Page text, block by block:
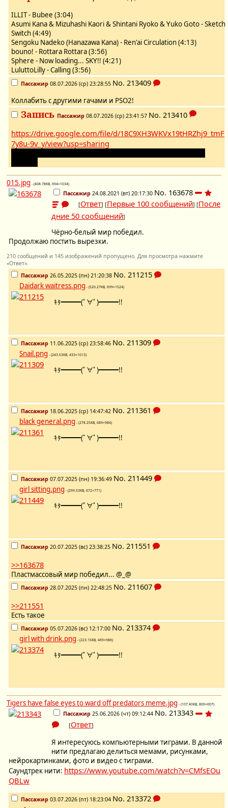
ILLIT - Bubee (3:04)
Asumi Kana & Mizuhashi Kaori & Shintani Ryoko & Yuko Goto - Sketch
Switch (4:49)
Sengoku Nadeko (Hanazawa Kana) - Ren'ai Circulation (4:13)
bouno! - Rottara Rottara (3:56)
Sphere - Now loading... SKY!! (4:21)
LuluttoLilly - Calling (3:56)
Пассажир 08.07.2026 (ср) 23:28:55 No. 213409
Коллабить с другими гачами и PSO2!
Запись Пассажир 08.07.2026 (ср) 23:41:57 No. 213410
https://drive.google.com/file/d/18C9XH3WKVx19tHRZhj9_tmF
7y8u-9v_y/view?usp=sharing
015.jpg - (408.78KB, 694×1034)
Пассажир 24.08.2021 (вт) 20:17:30 No. 163678
[Ответ] [Первые 100 сообщений] [После
дние 50 сообщений]
Чёрно-белый мир победил.
Продолжаю постить вырезки.
210 сообщений и 145 изображений пропущено. Для просмотра нажмите
«Ответ».
Пассажир 26.05.2025 (пн) 21:20:38 No. 211215
Daidark waitress.png - (520.27KB, 699×1524)
ｷﾀ━━━(ﾟ∀ﾟ)━━━!!
Пассажир 11.06.2025 (ср) 23:58:46 No. 211309
Snail.png - (243.53KB, 433×1013)
ｷﾀ━━━(ﾟ∀ﾟ)━━━!!
Пассажир 18.06.2025 (ср) 14:47:42 No. 211361
black general.png - (278.25KB, 689×984)
ｷﾀ━━━(ﾟ∀ﾟ)━━━!!
Пассажир 07.07.2025 (пн) 19:36:49 No. 211449
girl sitting.png - (299.53KB, 672×771)
ｷﾀ━━━(ﾟ∀ﾟ)━━━!!
Пассажир 20.07.2025 (вс) 23:38:25 No. 211551
>>163678
Пластмассовый мир победил... @_@
Пассажир 28.07.2025 (пн) 22:48:25 No. 211607
>>211551
Есть такое
Пассажир 05.07.2026 (вс) 12:17:00 No. 213374
girl with drink.png - (223.15KB, 469×986)
ｷﾀ━━━(ﾟ∀ﾟ)━━━!!
Tigers have false eyes to ward off predators meme.jpg - (107.40KB, 800×607)
Пассажир 25.06.2026 (чт) 09:12:44 No. 213343
[Ответ]
Я интересуюсь компьютерными тиграми. В данной
нити предлагаю делиться мемами, рисунками,
нейрокартинками, фото и видео с тиграми.
Саундтрек нити: https://www.youtube.com/watch?v=CMfsEOu
QBLw
Пассажир 03.07.2026 (пт) 18:23:04 No. 213372